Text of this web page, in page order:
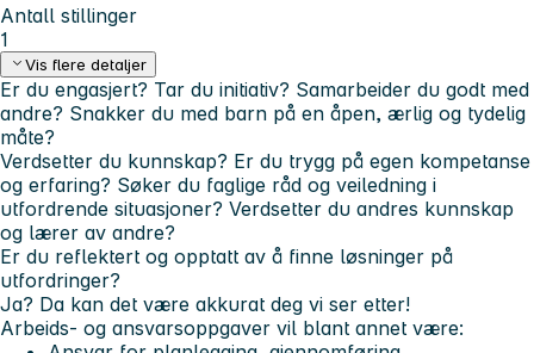
Antall stillinger
1
Vis flere detaljer
Er du engasjert? Tar du initiativ? Samarbeider du godt med
andre? Snakker du med barn på en åpen, ærlig og tydelig
måte?
Verdsetter du kunnskap? Er du trygg på egen kompetanse
og erfaring? Søker du faglige råd og veiledning i
utfordrende situasjoner? Verdsetter du andres kunnskap
og lærer av andre?
Er du reflektert og opptatt av å finne løsninger på
utfordringer?
Ja? Da kan det være akkurat deg vi ser etter!
Arbeids- og ansvarsoppgaver vil blant annet være: